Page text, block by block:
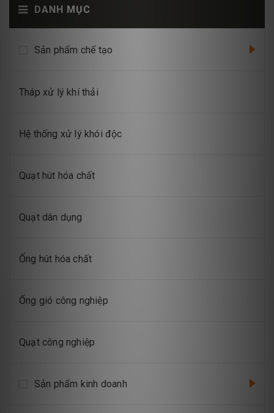
DANH MỤC
Sản phẩm chế tạo
Tháp xử lý khí thải
Hệ thống xử lý khói độc
Quạt hút hóa chất
Quạt dân dụng
Ống hút hóa chất
Ống gió công nghiệp
Quạt công nghiệp
Sản phẩm kinh doanh